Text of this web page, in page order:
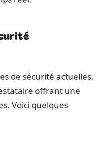
de sécurité actuelles,
offrant une
Voici quelques